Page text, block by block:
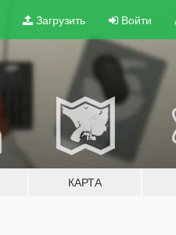
Загрузить Войти
КАРТА